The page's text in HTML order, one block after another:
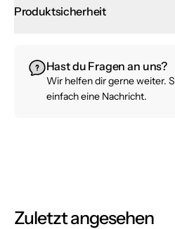
Produktsicherheit
Hast du Fragen an uns?
Wir helfen dir gerne weiter.
einfach eine Nachricht.
Zuletzt angesehen